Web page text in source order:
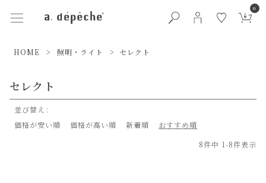
0
HOME 照明・ライト セレクト
セレクト
並び替え
価格が安い順
価格が高い順 新着順
おすすめ順
8件中 1-8件表示